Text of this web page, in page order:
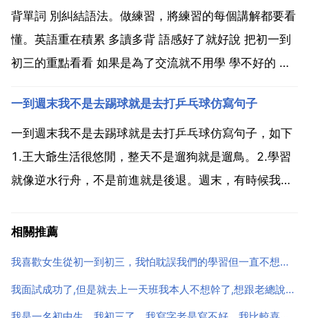
要的。但學歷是你通往好工作的第一道門檻。所以你也
許可以考慮下...
背單詞 別糾結語法。做練習，將練習的每個講解都要看
懂。英語重在積累 多讀多背 語感好了就好說 把初一到
初三的重點看看 如果是為了交流就不用學 學不好的 以
全部看懂了就不虛了 我現在是初三的學生 由於初一初
二沒有好好學習英語 現在的英語什麼都不會 3...
一到週末我不是去踢球就是去打乒乓球仿寫句子
一到週末我不是去踢球就是去打乒乓球仿寫句子，如下
1.王大爺生活很悠閒，整天不是遛狗就是遛鳥。2.學習
就像逆水行舟，不是前進就是後退。週末，有時候我會
連句 我一到週末不是在家看電視，就是出去看電影。句
相關推薦
我喜歡女生從初一到初三，我怕耽誤我們的學習但一直不想說，我也不知道她喜不喜歡我
我面試成功了,但是就去上一天班我本人不想幹了,想跟老總說明一下不想幹的原因